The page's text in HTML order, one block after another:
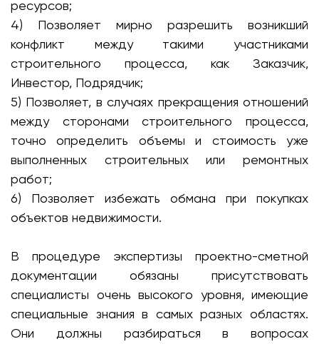
ресурсов;
4) Позволяет мирно разрешить возникший
конфликт между такими участниками
строительного процесса, как Заказчик,
Инвестор, Подрядчик;
5) Позволяет, в случаях прекращения отношений
между сторонами строительного процесса,
точно определить объемы и стоимость уже
выполненных строительных или ремонтных
работ;
6) Позволяет избежать обмана при покупках
объектов недвижимости.
В процедуре экспертизы проектно-сметной
документации обязаны присутствовать
специалисты очень высокого уровня, имеющие
специальные знания в самых разных областях.
Они должны разбираться в вопросах